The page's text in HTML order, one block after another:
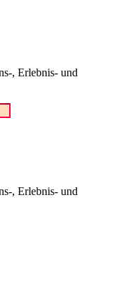
, Erlebnis- und
, Erlebnis- und